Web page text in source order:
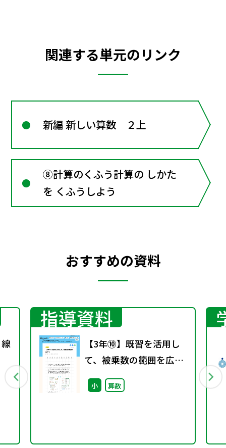
関連する単元のリンク
新編 新しい算数 ２上
⑧計算のくふう計算の しかた
を くふうしよう
おすすめの資料
指導資料
【3年⑩】既習を活用し
て、被乗数の範囲を広げ
る
小 算数